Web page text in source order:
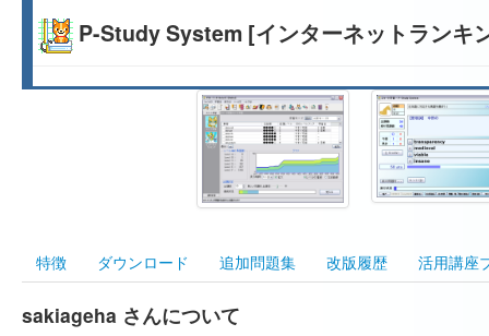
P-Study System [インターネットランキ
特徴 ダウンロード 追加問題集 改版履歴 活用講座
sakiageha さんについて